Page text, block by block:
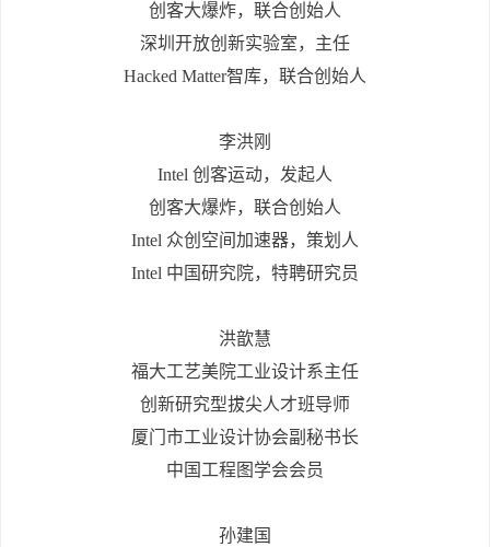
创客大爆炸，联合创始人
深圳开放创新实验室，主任
Hacked Matter智库，联合创始人
李洪刚
Intel 创客运动，发起人
创客大爆炸，联合创始人
Intel 众创空间加速器，策划人
Intel 中国研究院，特聘研究员
洪歆慧
福大工艺美院工业设计系主任
创新研究型拔尖人才班导师
厦门市工业设计协会副秘书长
中国工程图学会会员
孙建国